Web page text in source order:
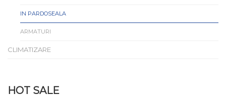
IN PARDOSEALA
ARMATURI
CLIMATIZARE
HOT SALE